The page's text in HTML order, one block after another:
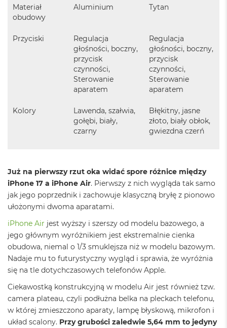
o
o
k
e
u
g
p
o
j
m
n
o
c
i
y
s
k
u
Materiał
obudowy
Aluminium Tytan
Przyciski
Regulacja
głośności, boczny,
przycisk
czynności,
Sterowanie
aparatem
Regulacja
głośności, boczny,
przycisk
czynności,
Sterowanie
aparatem
Kolory
Lawenda, szałwia,
gołębi, biały,
czarny
Błękitny, jasne
złoto, biały obłok,
gwiezdna czerń
Już na pierwszy rzut oka widać spore różnice między
iPhone 17 a iPhone Air. Pierwszy z nich wygląda tak samo
jak jego poprzednik i zachowuje klasyczną bryłę z pionowo
ułożonymi dwoma aparatami.
iPhone Air jest wyższy i szerszy od modelu bazowego, a
jego głównym wyróżnikiem jest ekstremalnie cienka
obudowa, niemal o 1/3 smuklejsza niż w modelu bazowym.
Nadaje mu to futurystyczny wygląd i sprawia, że wyróżnia
się na tle dotychczasowych telefonów Apple.
Ciekawostką konstrukcyjną w modelu Air jest również tzw.
camera plateau, czyli podłużna belka na pleckach telefonu,
w której zmieszczono aparaty, lampę błyskową, mikrofon i
układ scalony. Przy grubości zaledwie 5,64 mm to jedyny